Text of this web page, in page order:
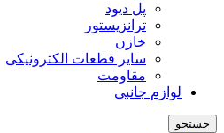
پل دیود
ترانزیستور
خازن
سایر قطعات الکترونیکی
مقاومت
لوازم جانبی
جستجو